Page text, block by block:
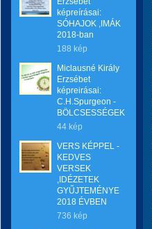
képreírásai:
SÓHAJOK ,IMÁK
2018-ban
188 kép
Miclausné Király
Erzsébet
képreirásai:
C.H.Spurgeon -
BÖLCSESSÉGEK
44 kép
VERS KÉPPEL -
KEDVES
VERSEK
,IDÉZETEK
GYŰJTEMÉNYE
2018 ÉVBEN
736 kép